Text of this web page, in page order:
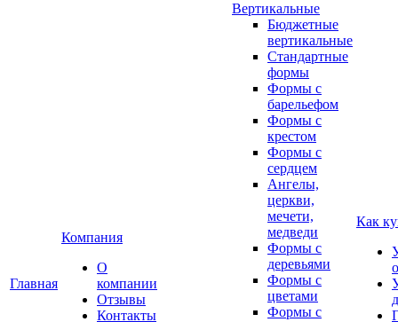
Главная
Компания
О
компании
Отзывы
Контакты
Вертикальные
Бюджетные
вертикальные
Стандартные
формы
Формы с
барельефом
Формы с
крестом
Формы с
сердцем
Ангелы,
церкви,
мечети,
медведи
Формы с
деревьями
Формы с
цветами
Формы с
Как